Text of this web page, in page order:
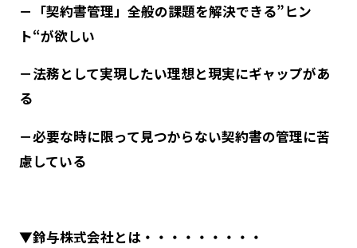
－「契約書管理」全般の課題を解決できる”ヒン
ト“が欲しい
－法務として実現したい理想と現実にギャップがあ
る
－必要な時に限って見つからない契約書の管理に苦
慮している
▼鈴与株式会社とは・・・・・・・・・